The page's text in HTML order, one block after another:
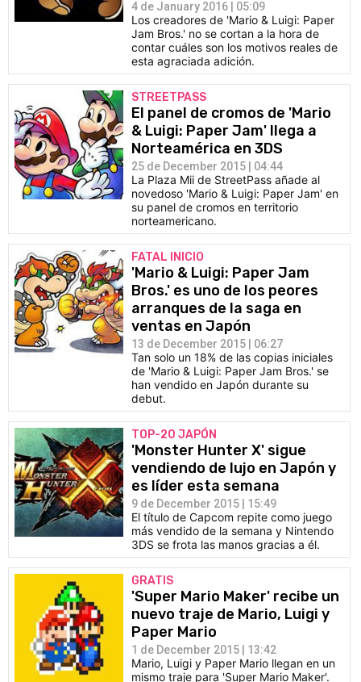
4 de January 2016 | 05:09
Los creadores de 'Mario & Luigi: Paper
Jam Bros.' no se cortan a la hora de
contar cuáles son los motivos reales de
esta agraciada adición.
STREETPASS
El panel de cromos de 'Mario
& Luigi: Paper Jam' llega a
Norteamérica en 3DS
25 de December 2015 | 04:44
La Plaza Mii de StreetPass añade al
novedoso 'Mario & Luigi: Paper Jam' en
su panel de cromos en territorio
norteamericano.
FATAL INICIO
'Mario & Luigi: Paper Jam
Bros.' es uno de los peores
arranques de la saga en
ventas en Japón
13 de December 2015 | 06:27
Tan solo un 18% de las copias iniciales
de 'Mario & Luigi: Paper Jam Bros.' se
han vendido en Japón durante su
debut.
TOP-20 JAPÓN
'Monster Hunter X' sigue
vendiendo de lujo en Japón y
es líder esta semana
9 de December 2015 | 15:49
El título de Capcom repite como juego
más vendido de la semana y Nintendo
3DS se frota las manos gracias a él.
GRATIS
'Super Mario Maker' recibe un
nuevo traje de Mario, Luigi y
Paper Mario
1 de December 2015 | 13:42
Mario, Luigi y Paper Mario llegan en un
mismo traje para 'Super Mario Maker'.